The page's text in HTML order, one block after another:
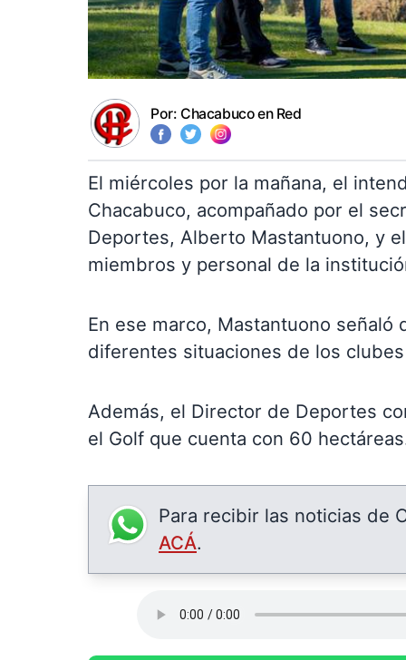
Por: Chacabuco en Red
El miércoles por la mañana, el
Chacabuco, acompañado por el
Deportes, Alberto Mastantuono, y
miembros y personal de la
En ese marco, Mastantuono
diferentes situaciones de los
Además, el Director de Deportes
el Golf que cuenta con 60
Para recibir las noticias de
ACÁ.